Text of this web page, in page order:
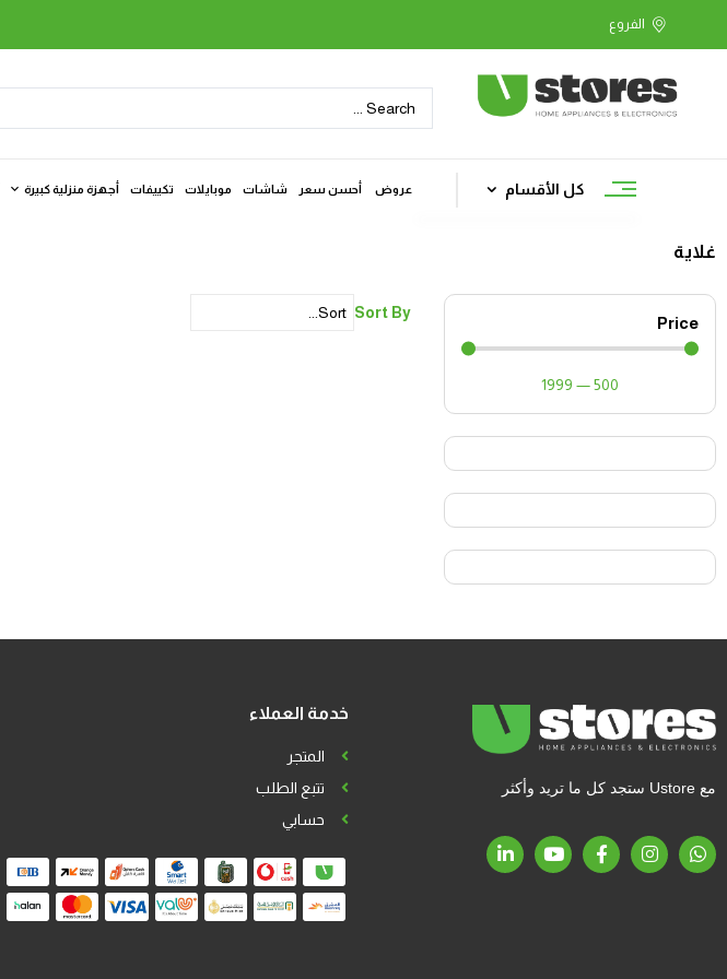
كل الأقسام عروض أحسن سعر شاشات موبايلات تكييفات أجهزة منزلية كبيرة
غلاية
Price
500
—
1999
Sort By
مع Ustore ستجد كل ما تريد وأكثر
خدمة العملاء
المتجر
تتبع الطلب
حسابي